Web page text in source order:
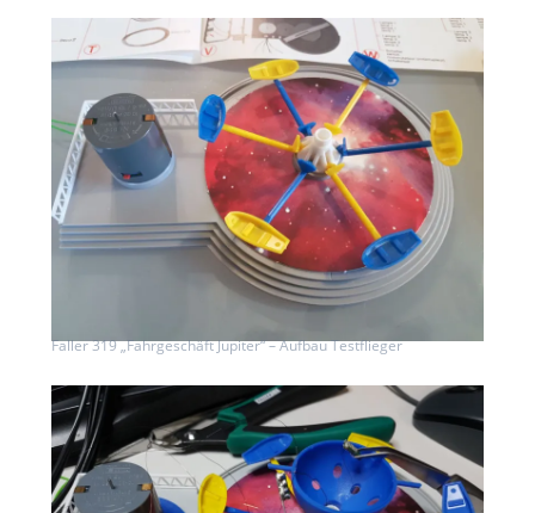
Faller 319 „Fahrgeschäft Jupiter“ – Aufbau Testflieger